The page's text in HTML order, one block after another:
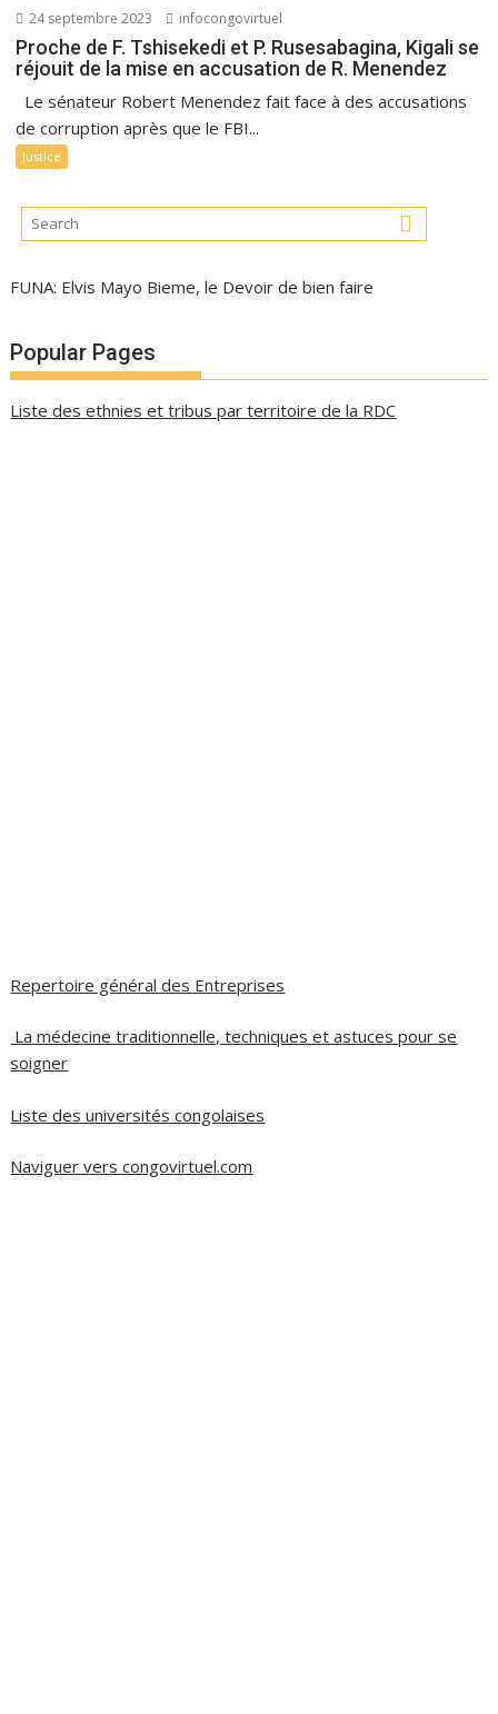
24 septembre 2023 infocongovirtuel
Proche de F. Tshisekedi et P. Rusesabagina, Kigali se
réjouit de la mise en accusation de R. Menendez
Le sénateur Robert Menendez fait face à des accusations
de corruption après que le FBI...
Justice
FUNA: Elvis Mayo Bieme, le Devoir de bien faire
Popular Pages
Liste des ethnies et tribus par territoire de la RDC
Repertoire général des Entreprises
La médecine traditionnelle, techniques et astuces pour se
soigner
Liste des universités congolaises
Naviguer vers congovirtuel.com